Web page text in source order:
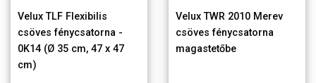
Velux TLF Flexibilis
csöves fénycsatorna -
0K14 (Ø 35 cm, 47 x 47
cm)
Velux TWR 2010 Merev
csöves fénycsatorna
magastetőbe